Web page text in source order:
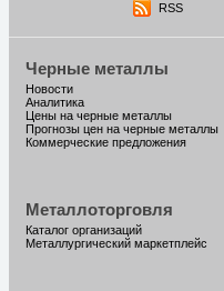
RSS
Черные металлы
Новости
Аналитика
Цены на черные металлы
Прогнозы цен на черные металлы
Коммерческие предложения
Металлоторговля
Каталог организаций
Металлургический маркетплейс